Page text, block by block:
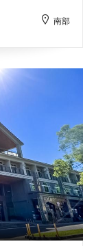
部落時，部
，就幫孩子
現的項鍊
大自然與地
族群、拉近
生態循環的
inspired by
village
means
that has
南部